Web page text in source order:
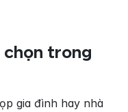
chọn trong
gia đình hay nhà